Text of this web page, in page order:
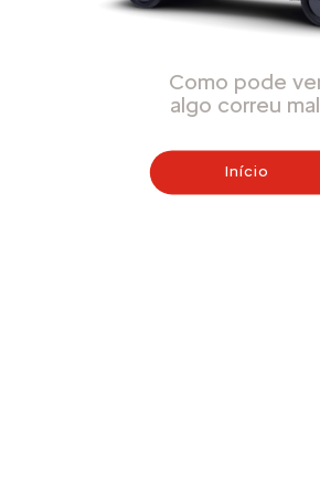
Como pode
algo correu
Início